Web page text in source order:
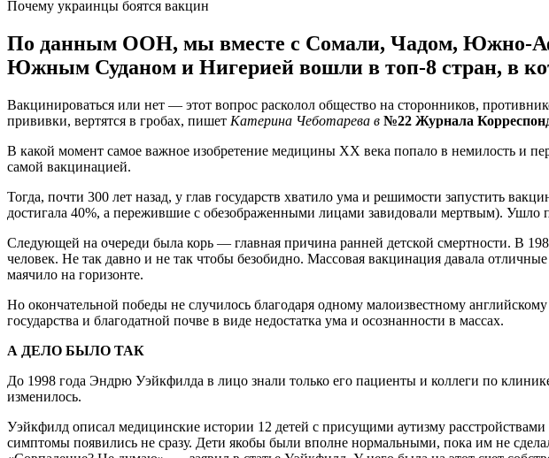
Почему украинцы боятся вакцин
По данным ООН, мы вместе с Сомали, Чадом, Южно-
Южным Суданом и Нигерией вошли в топ-8 стран, в
Вакцинироваться или нет — этот вопрос расколол общество на сторонников,
прививки, вертятся в гробах, пишет Катерина Чеботарева в №22 Журнала
В какой момент самое важное изобретение медицины ХХ века попало в немилость и
самой вакцинацией.
Тогда, почти 300 лет назад, у глав государств хватило ума и решимости запустить
достигала 40%, а пережившие с обезображенными лицами завидовали мертвым). Ушло
Следующей на очереди была корь — главная причина ранней детской смертности. В
человек. Не так давно и не так чтобы безобидно. Массовая вакцинация давала
маячило на горизонте.
Но окончательной победы не случилось благодаря одному малоизвестному
государства и благодатной почве в виде недостатка ума и осознанности в массах.
А ДЕЛО БЫЛО ТАК
До 1998 года Эндрю Уэйкфилда в лицо знали только его пациенты и коллеги по
изменилось.
Уэйкфилд описал медицинские истории 12 детей с присущими аутизму
симптомы появились не сразу. Дети якобы были вполне нормальными, пока им не